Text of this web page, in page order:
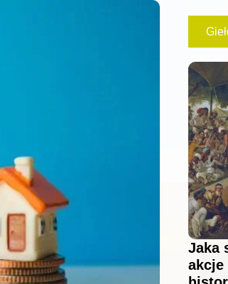
Jaka
akcje